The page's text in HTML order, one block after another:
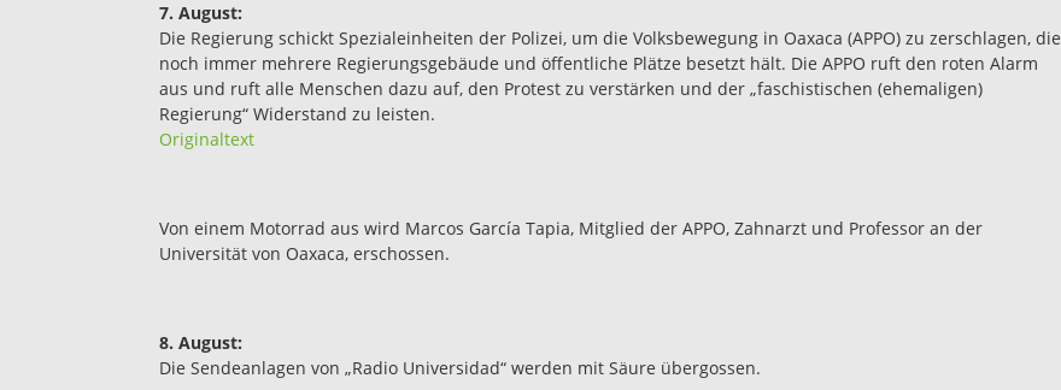
7. August:
Die Regierung schickt Spezialeinheiten der Polizei, um die Volksbewegung in Oaxaca (APPO) zu zerschlagen, die
noch immer mehrere Regierungsgebäude und öffentliche Plätze besetzt hält. Die APPO ruft den roten Alarm
aus und ruft alle Menschen dazu auf, den Protest zu verstärken und der „faschistischen (ehemaligen)
Regierung“ Widerstand zu leisten.
Originaltext
Von einem Motorrad aus wird Marcos García Tapia, Mitglied der APPO, Zahnarzt und Professor an der
Universität von Oaxaca, erschossen.
8. August:
Die Sendeanlagen von „Radio Universidad“ werden mit Säure übergossen.